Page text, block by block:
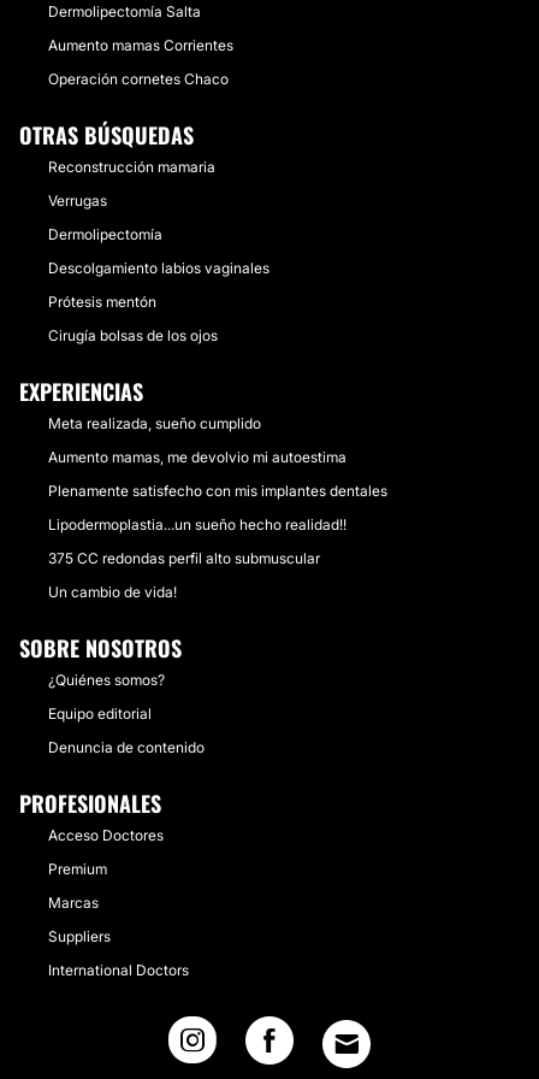
Dermolipectomía Salta
Aumento mamas Corrientes
Operación cornetes Chaco
OTRAS BÚSQUEDAS
Reconstrucción mamaria
Verrugas
Dermolipectomía
Descolgamiento labios vaginales
Prótesis mentón
Cirugía bolsas de los ojos
EXPERIENCIAS
Meta realizada, sueño cumplido
Aumento mamas, me devolvio mi autoestima
Plenamente satisfecho con mis implantes dentales
Lipodermoplastia...un sueño hecho realidad!!
375 CC redondas perfil alto submuscular
Un cambio de vida!
SOBRE NOSOTROS
¿Quiénes somos?
Equipo editorial
Denuncia de contenido
PROFESIONALES
Acceso Doctores
Premium
Marcas
Suppliers
International Doctors